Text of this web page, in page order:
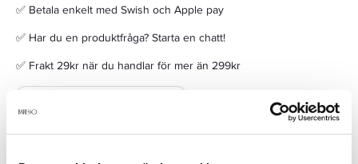
✅ Betala enkelt med Swish och Apple pay
✅ Har du en produktfråga? Starta en chatt!
✅ Frakt 29kr när du handlar för mer än 299kr